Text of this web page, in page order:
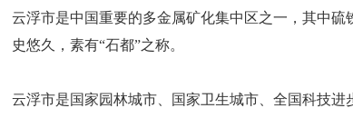
云浮市是中国重要的多金属矿化集中区之一，其中
史悠久，素有“石都”之称。
云浮市是国家园林城市、国家卫生城市、全国科技